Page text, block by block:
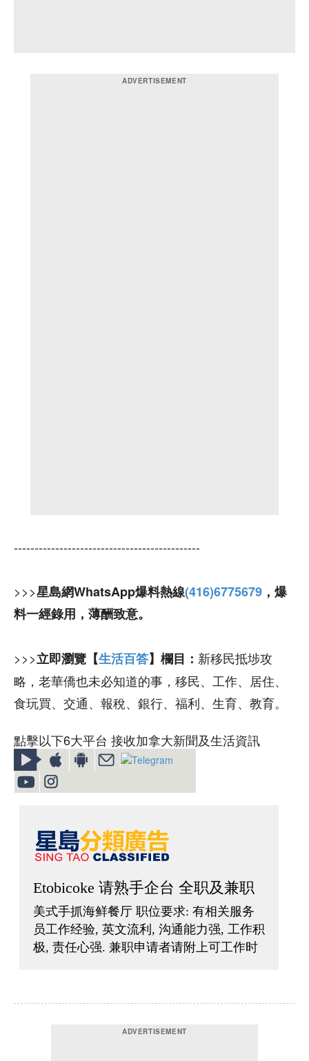
---------------------------------------------
>>>星島網WhatsApp爆料熱線(416)6775679 ，爆
料一經錄用，薄酬致意。
>>>立即瀏覽【生活百答】欄目： 新移民抵埗攻
略，老華僑也未必知道的事，移民、工作、居住、
食玩買、交通、報稅、銀行、福利、生育、教育。
點擊以下6大平台 接收加拿大新聞及生活資訊